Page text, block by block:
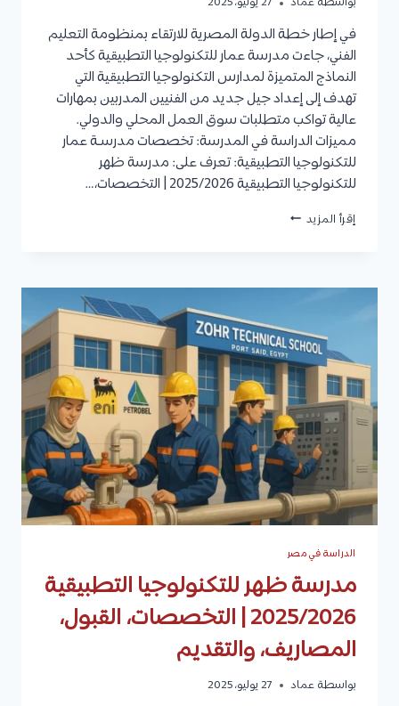
في إطار خطة الدولة المصرية للارتقاء بمنظومة التعليم
الفني، جاءت مدرسة عمار للتكنولوجيا التطبيقية كأحد
النماذج المتميزة لمدارس التكنولوجيا التطبيقية التي
تهدف إلى إعداد جيل جديد من الفنيين المدربين بمهارات
عالية تواكب متطلبات سوق العمل المحلي والدولي.
مميزات الدراسة في المدرسة: تخصصات مدرسـة عمار
للتكنولوجيا التطبيقية: تعرف على: مدرسة ظهر
للتكنولوجيا التطبيقية 2025/2026 | التخصصات،…
إقرأ المزيد مدرسة
2025/2026
والتخصصات
والشروط
الدراسة في مصر
مدرسة ظهر للتكنولوجيا التطبيقية
2025/2026 | التخصصات، القبول،
المصاريف، والتقديم
بواسطة عماد 27 يوليو، 2025